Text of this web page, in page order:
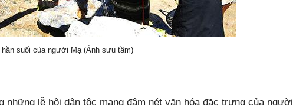
suối của người Mạ (Ảnh sưu tầm)
những lễ hội dân tộc mang đậm nét văn hóa đặc trưng của người